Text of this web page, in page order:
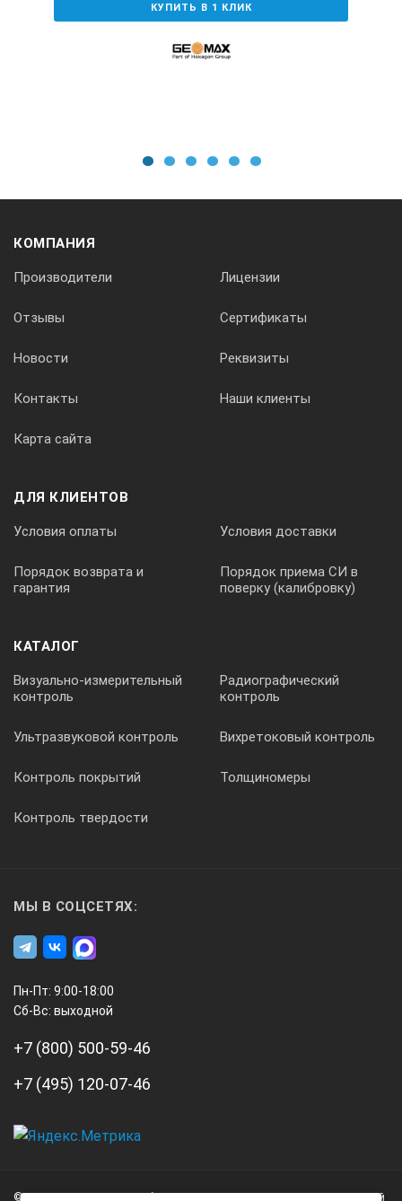
КУПИТЬ В 1 КЛИК
КОМПАНИЯ
Производители Лицензии
Отзывы Сертификаты
Новости Реквизиты
Контакты Наши клиенты
Карта сайта
ДЛЯ КЛИЕНТОВ
Условия оплаты Условия доставки
Порядок возврата и
гарантия
Порядок приема СИ в
поверку (калибровку)
КАТАЛОГ
Визуально-измерительный
контроль
Радиографический
контроль
Ультразвуковой контроль Вихретоковый контроль
Контроль покрытий Толщиномеры
Контроль твердости
МЫ В СОЦСЕТЯХ:
Пн-Пт: 9:00-18:00
Сб-Вс: выходной
+7 (800) 500-59-46
+7 (495) 120-07-46
© 2026 А3 Инжиниринг Обращаем Ваше внимание на то, что данный